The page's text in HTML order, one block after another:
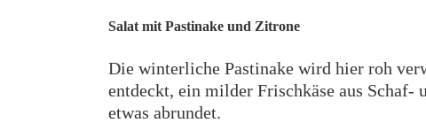
Salat mit Pastinake und Zitrone
Die winterliche Pastinake wird hier roh
entdeckt, ein milder Frischkäse aus Schaf-
etwas abrundet.